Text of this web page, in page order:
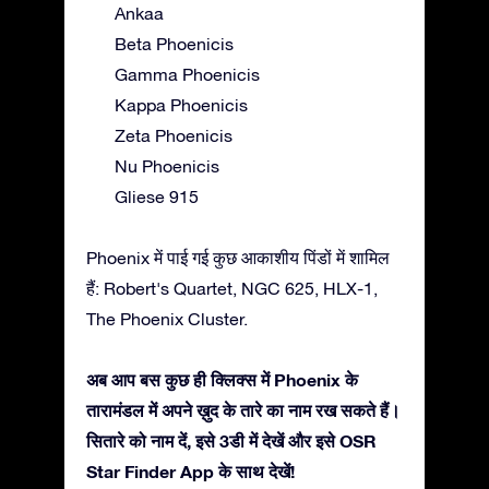
Ankaa
Beta Phoenicis
Gamma Phoenicis
Kappa Phoenicis
Zeta Phoenicis
Nu Phoenicis
Gliese 915
Phoenix में पाई गई कुछ आकाशीय पिंडों में शामिल
हैं: Robert's Quartet, NGC 625, HLX-1,
The Phoenix Cluster.
अब आप बस कुछ ही क्लिक्स में Phoenix के
तारामंडल में अपने ख़ुद के तारे का नाम रख सकते हैं।
सितारे को नाम दें, इसे 3डी में देखें और इसे OSR
Star Finder App के साथ देखें!